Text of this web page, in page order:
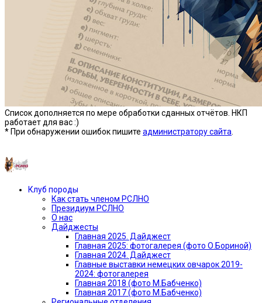
Список дополняется по мере обработки сданных отчётов. НКП
работает для вас :)
* При обнаружении ошибок пишите администратору сайта.
Клуб породы
Как стать членом РСЛНО
Президиум РСЛНО
О нас
Дайджесты
Главная 2025. Дайджест
Главная 2025: фотогалерея (фото О.Бориной)
Главная 2024. Дайджест
Главные выставки немецких овчарок 2019-
2024: фотогалерея
Главная 2018 (фото М.Бабченко)
Главная 2017 (фото М.Бабченко)